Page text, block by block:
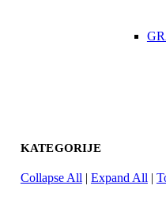
KATEGORIJE
Collapse All | Expand All |